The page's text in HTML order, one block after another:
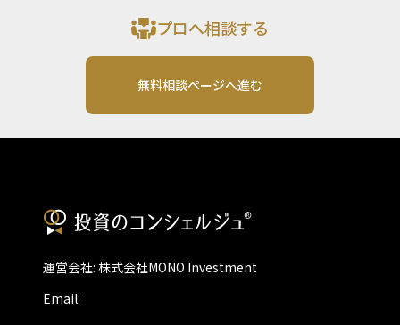
プロへ相談する
無料相談ページへ進む
運営会社: 株式会社MONO Investment
Email: